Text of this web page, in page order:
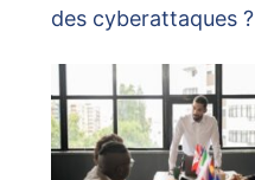
des cyberattaques ?